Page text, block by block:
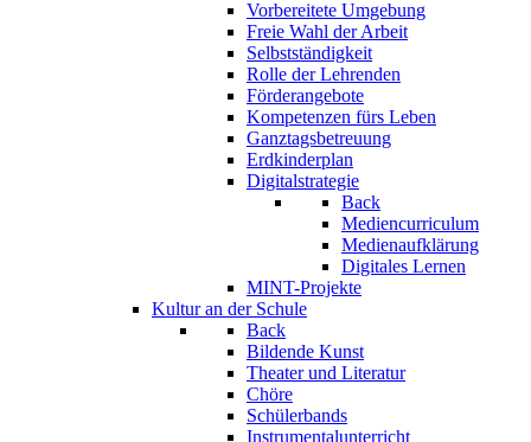
Vorbereitete Umgebung
Freie Wahl der Arbeit
Selbstständigkeit
Rolle der Lehrenden
Förderangebote
Kompetenzen fürs Leben
Ganztagsbetreuung
Erdkinderplan
Digitalstrategie
Back
Mediencurriculum
Medienaufklärung
Digitales Lernen
MINT-Projekte
Kultur an der Schule
Back
Bildende Kunst
Theater und Literatur
Chöre
Schülerbands
Instrumentalunterricht